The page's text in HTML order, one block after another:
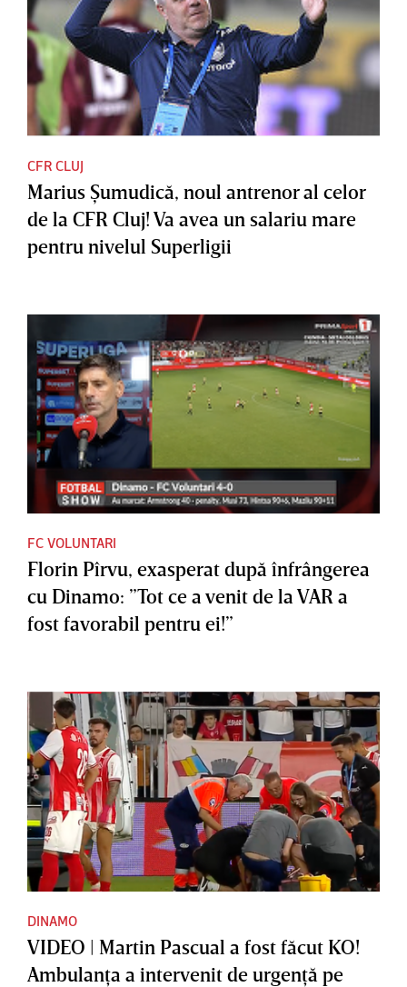
CFR CLUJ
Marius Şumudică, noul antrenor al celor
de la CFR Cluj! Va avea un salariu mare
pentru nivelul Superligii
FC VOLUNTARI
Florin Pîrvu, exasperat după înfrângerea
cu Dinamo: ”Tot ce a venit de la VAR a
fost favorabil pentru ei!”
DINAMO
VIDEO | Martin Pascual a fost făcut KO!
Ambulanţa a intervenit de urgenţă pe